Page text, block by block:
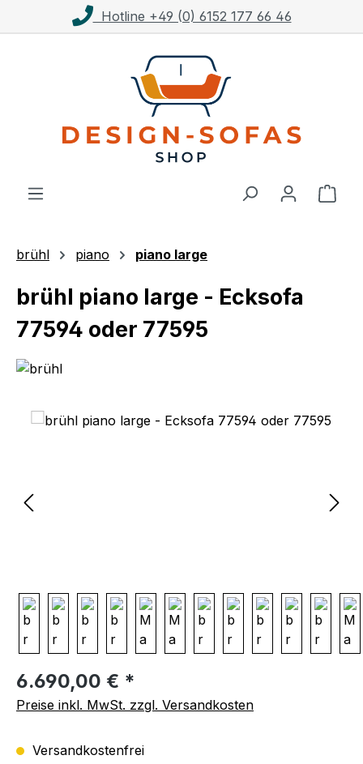
Zum Hauptinhalt springenKostenloser Versand ab 1.000€**
brühl piano piano large
brühl piano large - Ecksofa
77594 oder 77595
Bildergalerie überspringen
Regulärer Preis:
6.690,00 € *
Preise inkl. MwSt. zzgl. Versandkosten
Versandkostenfrei